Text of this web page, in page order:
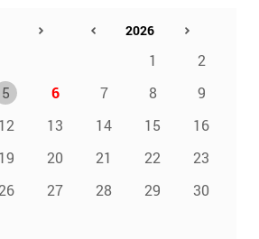
1
2
5 6 7 8
9
12 13 14 15
16
19 20 21 22
23
26 27 28 29
30